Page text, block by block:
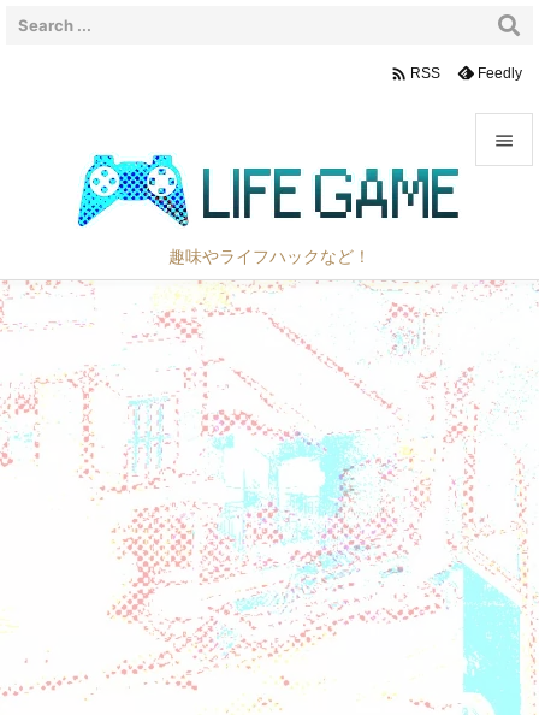
趣味やライフハックなど！

サイド

次へ

検索
 RSS Feedly